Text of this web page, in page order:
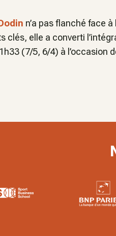
n’a pas flanché face
clés, elle a converti
(7/5, 6/4) à l’occasion